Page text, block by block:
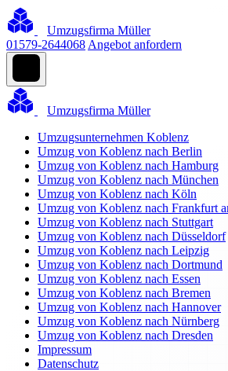
Umzugsfirma Müller
01579-2644068 Angebot anfordern
Umzugsfirma Müller
Umzugsunternehmen Koblenz
Umzug von Koblenz nach Berlin
Umzug von Koblenz nach Hamburg
Umzug von Koblenz nach München
Umzug von Koblenz nach Köln
Umzug von Koblenz nach Frankfurt
Umzug von Koblenz nach Stuttgart
Umzug von Koblenz nach Düsseldorf
Umzug von Koblenz nach Leipzig
Umzug von Koblenz nach Dortmund
Umzug von Koblenz nach Essen
Umzug von Koblenz nach Bremen
Umzug von Koblenz nach Hannover
Umzug von Koblenz nach Nürnberg
Umzug von Koblenz nach Dresden
Impressum
Datenschutz